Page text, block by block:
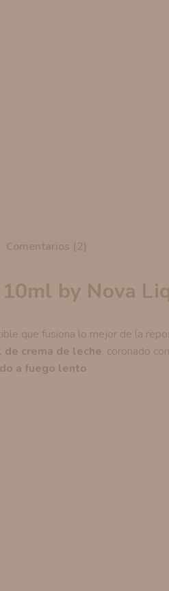
Comentarios (2)
by Nova
que fusiona lo mejor de la
crema de leche, coronado con
a fuego lento.